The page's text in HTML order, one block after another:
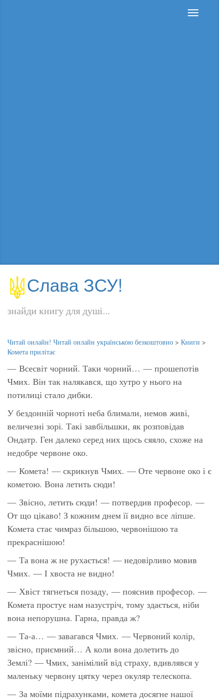
Слава ЗСУ!
знайди книгу для душі...
Читай онлайн! Читай онлайн українською безкоштовно > Книги >
Комета прилітає
— Всесвіт чорний. Таки чорний… — прошепотів
Чмих. Він так налякався, що хутро у нього на
потилиці стало дибки.
У бездонній чорноті неба блимали, немов живі,
величезні зорі. Такі завбільшки, як розповідав
Ондатр. Ген далеко серед них щось сяяло, схоже на
недобре червоне око.
— Комета! — скрикнув Чмих. — Оте червоне око і є
кометою. Вона летить сюди!
— Звісно, летить сюди! — потвердив професор. —
От що цікаво! З кожним днем її видно все ліпше.
Комета стає чимраз більшою, червонішою та
прекраснішою!
— Та вона ж не рухається! — недовірливо мовив
Чмих. — І хвоста не видно!
— Хвіст тягнеться позаду, — пояснив професор. —
Комета простує нам назустріч, тому здається, ніби
вона непорушна. Гарна, правда ж?
— Та-а… — завагався Чмих. — Червоний колір,
звісно, приємний… А коли вона долетить до
Землі? — Чмих, занімілий від страху, вдивлявся у
маленьку червону цятку через окуляр телескопа.
— За моїми підрахунками, комета досягне нашої